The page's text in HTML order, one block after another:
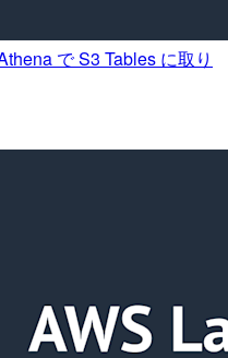
で S3 Tables に取り